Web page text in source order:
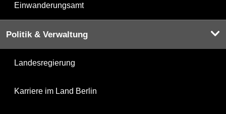
Einwanderungsamt
Politik & Verwaltung
Landesregierung
Karriere im Land Berlin